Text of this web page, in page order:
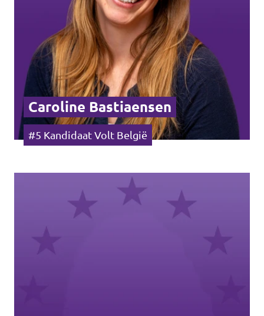
Caroline Bastiaensen
#5 Kandidaat Volt België